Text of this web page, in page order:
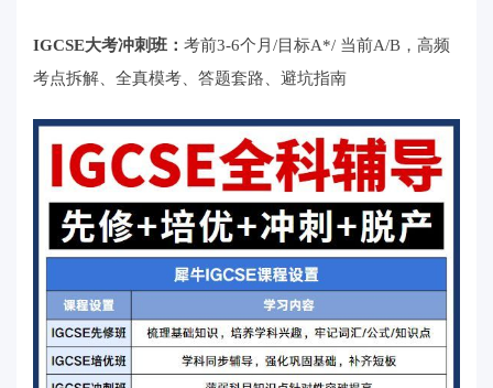
IGCSE大考冲刺班： 考前3-6个月/目标A*/ 当前A/B，高频
考点拆解、全真模考、答题套路、避坑指南